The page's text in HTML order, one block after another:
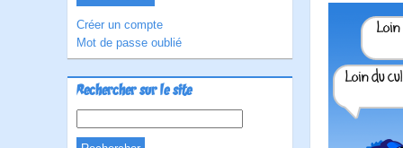
Créer un compte
Mot de passe oublié
Rechercher sur le site